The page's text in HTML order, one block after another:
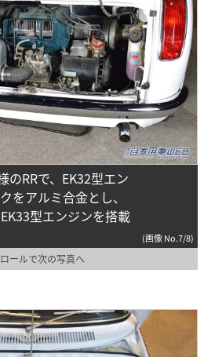
のRRで、EK32型エン
をアルミ合金とし、
型エンジンを搭載
(画像 No.7/8)
ールで次の写真へ